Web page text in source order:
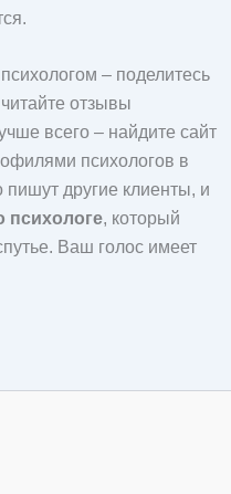
– поделитесь
отзывы
всего – найдите сайт
психологов в
другие клиенты, и
психологе, который
Ваш голос имеет